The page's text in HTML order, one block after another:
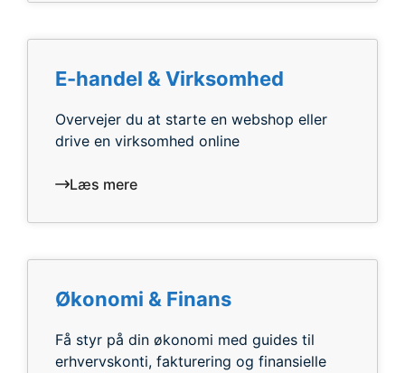
E-handel & Virksomhed
Overvejer du at starte en webshop eller
drive en virksomhed online
Læs mere
Økonomi & Finans
Få styr på din økonomi med guides til
erhvervskonti, fakturering og finansielle